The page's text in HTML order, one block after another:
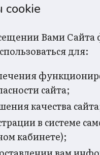
Вами Сайта
для:
сайта;
качества
в системе
кабинете);